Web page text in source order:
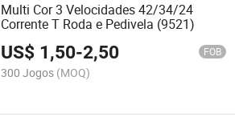
Multi Cor 3 Velocidades 42/34/24
Corrente T Roda e Pedivela (9521)
US$ 1,50-2,50 FOB
300 Jogos (MOQ)